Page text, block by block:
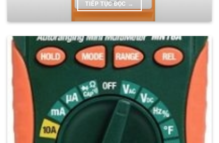
TIẾP TỤC ĐỌC →